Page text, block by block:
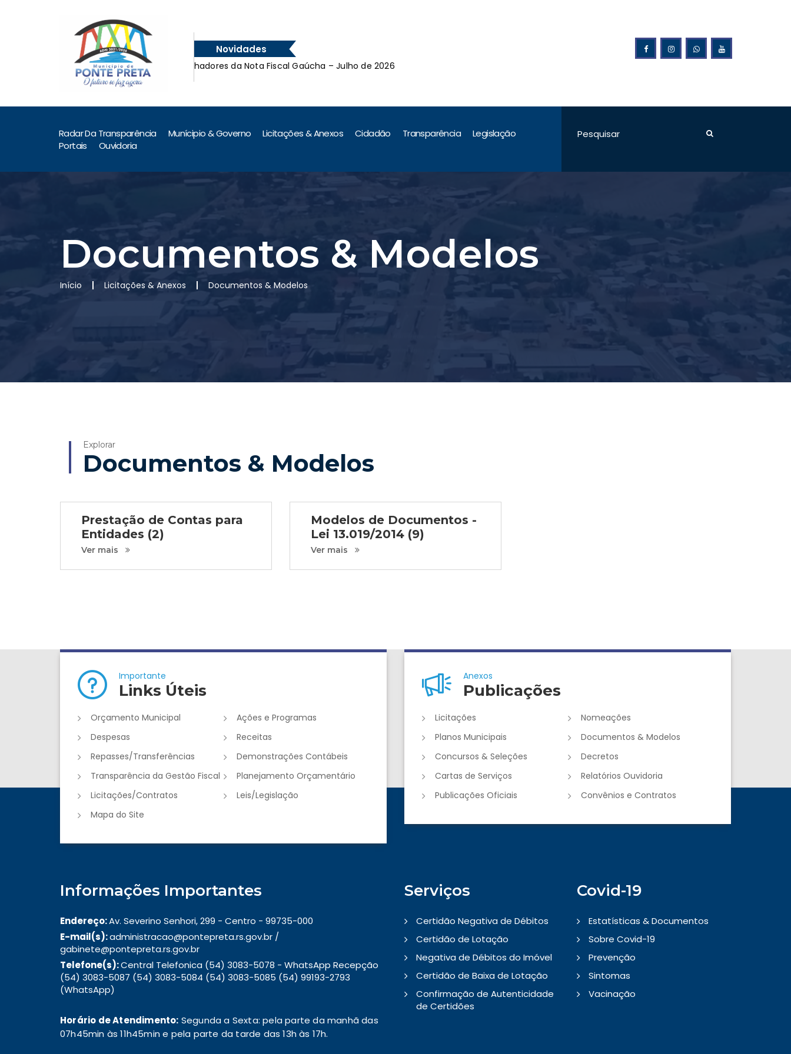
Novidades
Ganhadores da Nota Fiscal Gaúcha – Julho de 2026
Radar Da Transparência Munícipio & Governo Licitações & Anexos Cidadão Transparência
Legislação
Portais
Ouvidoria
Documentos & Modelos
Início Licitações & Anexos Documentos & Modelos
Explorar
Documentos & Modelos
Prestação de Contas para
Entidades (2)
Ver mais
Modelos de Documentos -
Lei 13.019/2014 (9)
Ver mais
Importante
Links Úteis
Orçamento Municipal
Ações e Programas
Despesas
Receitas
Repasses/Transferências
Demonstrações Contábeis
Transparência da Gestão Fiscal
Planejamento Orçamentário
Licitações/Contratos
Leis/Legislação
Mapa do Site
Anexos
Publicações
Licitações
Nomeações
Planos Municipais
Documentos & Modelos
Concursos & Seleções
Decretos
Cartas de Serviços
Relatórios Ouvidoria
Publicações Oficiais
Convênios e Contratos
Informações Importantes
Endereço:Av. Severino Senhori, 299 - Centro - 99735-000
E-mail(s):administracao@pontepreta.rs.gov.br /
gabinete@pontepreta.rs.gov.br
Telefone(s):Central Telefonica (54) 3083-5078 - WhatsApp Recepção
(54) 3083-5087 (54) 3083-5084 (54) 3083-5085 (54) 99193-2793
(WhatsApp)
Horário de Atendimento: Segunda a Sexta: pela parte da manhã das
07h45min às 11h45min e pela parte da tarde das 13h às 17h.
Serviços
Certidão Negativa de Débitos
Certidão de Lotação
Negativa de Débitos do Imóvel
Certidão de Baixa de Lotação
Confirmação de Autenticidade
de Certidões
Covid-19
Estatísticas & Documentos
Sobre Covid-19
Prevenção
Sintomas
Vacinação